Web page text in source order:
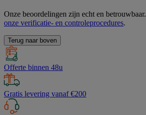
Onze beoordelingen zijn echt en betrouwbaar.
onze verificatie- en controleprocedures.
Terug naar boven
Offerte binnen 48u
Gratis levering vanaf €200